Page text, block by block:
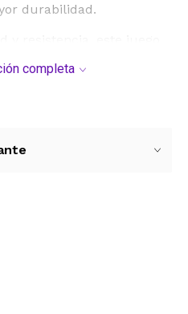
durabilidad.
al aire libre,
de la cocina y el
completa